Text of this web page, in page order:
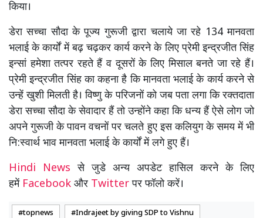
किया।
डेरा सच्चा सौदा के पूज्य गुरूजी द्वारा चलाये जा रहे 134 मानवता
भलाई के कार्यों में बढ़ चढ़कर कार्य करने के लिए प्रेमी इन्द्रजीत सिंह
इन्सां हमेशा तत्पर रहते हैं व दूसरों के लिए मिसाल बनते जा रहे हैं।
प्रेमी इन्द्रजीत सिंह का कहना है कि मानवता भलाई के कार्य करने से
उन्हें खुशी मिलती है। विष्णु के परिजनों को जब पता लगा कि रक्तदाता
डेरा सच्चा सौदा के सेवादार हैं तो उन्होंने कहा कि धन्य हैं ऐसे लोग जो
अपने गुरूजी के पावन वचनों पर चलते हुए इस कलियुग के समय में भी
नि:स्वार्थ भाव मानवता भलाई के कार्यों में लगे हुए हैं।
Hindi Newsसे जुडे अन्य अपडेट हासिल करने के लिए
हमें Facebook और Twitterपर फॉलो करें।
topnews Indrajeet by giving SDP to Vishnu